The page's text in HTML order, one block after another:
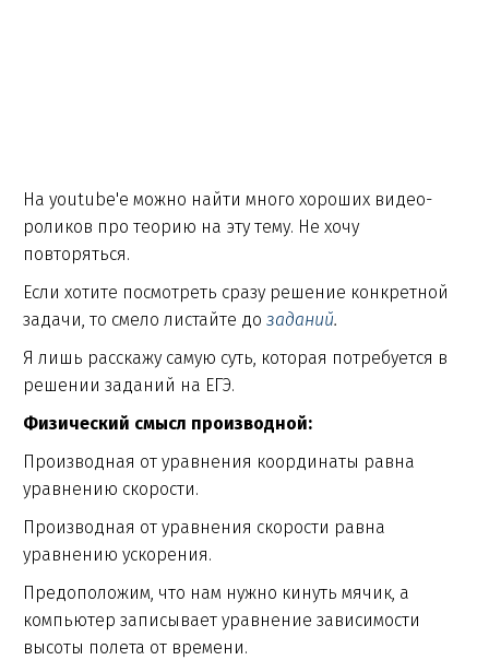
На youtube'e можно найти много хороших видео-
роликов про теорию на эту тему. Не хочу
повторяться.
Если хотите посмотреть сразу решение конкретной
задачи, то смело листайте до заданий.
Я лишь расскажу самую суть, которая потребуется в
решении заданий на ЕГЭ.
Физический смысл производной:
Производная от уравнения координаты равна
уравнению скорости.
Производная от уравнения скорости равна
уравнению ускорения.
Предоположим, что нам нужно кинуть мячик, а
компьютер записывает уравнение зависимости
высоты полета от времени.